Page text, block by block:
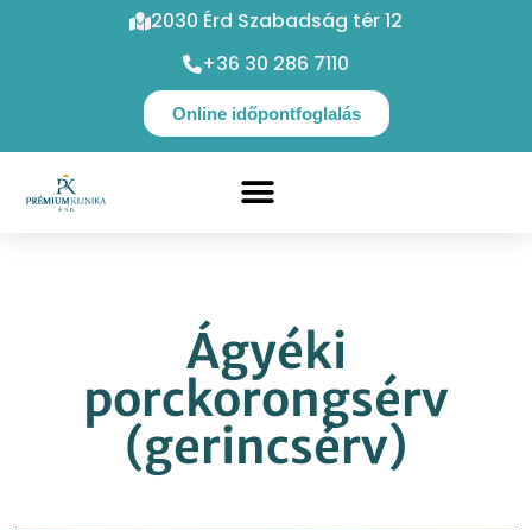
2030 Érd Szabadság tér 12
+36 30 286 7110
Online időpontfoglalás
Ágyéki
porckorongsérv
(gerincsérv)